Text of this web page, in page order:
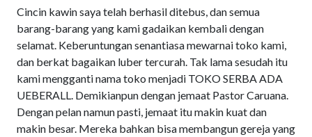
Cincin kawin saya telah berhasil ditebus, dan semua
barang-barang yang kami gadaikan kembali dengan
selamat. Keberuntungan senantiasa mewarnai toko kami,
dan berkat bagaikan luber tercurah. Tak lama sesudah itu
kami mengganti nama toko menjadi TOKO SERBA ADA
UEBERALL. Demikianpun dengan jemaat Pastor Caruana.
Dengan pelan namun pasti, jemaat itu makin kuat dan
makin besar. Mereka bahkan bisa membangun gereja yang